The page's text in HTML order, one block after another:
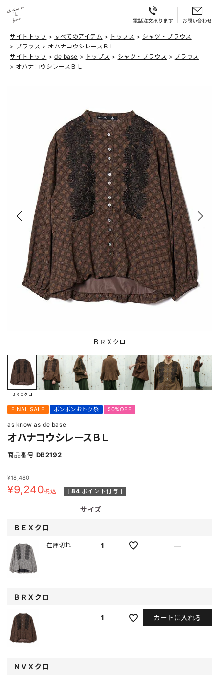
サイトトップ すべてのアイテム トップス
シャツ・ブラウス
ブラウス
オハナコウシレースＢＬ
サイトトップ
de base トップス シャツ・ブラウス
ブラウス
オハナコウシレースＢＬ
ＢＲＸクロ
ＢＲＸクロ
FINAL SALE ボンボンおトク祭 50%OFF
as know as de base
オハナコウシレースＢＬ
商品番号 DB2192
¥18,480
¥9,240税込 [ 84 ポイント付与 ]
サイズ
ＢＥＸクロ
1
在庫切れ —
ＢＲＸクロ
1 カートに入れる
ＮＶＸクロ